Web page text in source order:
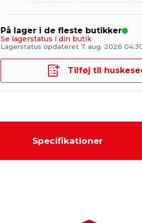
På lager i de fleste butikker
Se lagerstatus i din butik
Lagerstatus opdateret 7. aug. 2026
Tilføj til
Specifikationer